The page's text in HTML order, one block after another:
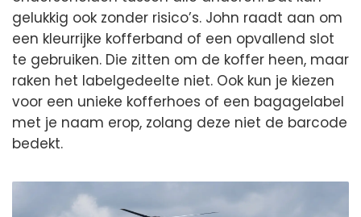
gelukkig ook zonder risico’s. John raadt aan om
een kleurrijke kofferband of een opvallend slot
te gebruiken. Die zitten om de koffer heen, maar
raken het labelgedeelte niet. Ook kun je kiezen
voor een unieke kofferhoes of een bagagelabel
met je naam erop, zolang deze niet de barcode
bedekt.